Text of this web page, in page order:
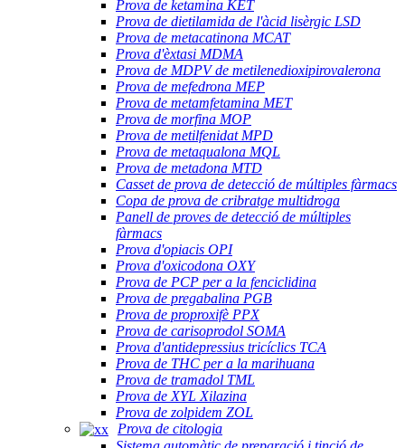
Prova de ketamina KET
Prova de dietilamida de l'àcid lisèrgic LSD
Prova de metacatinona MCAT
Prova d'èxtasi MDMA
Prova de MDPV de metilenedioxipirovalerona
Prova de mefedrona MEP
Prova de metamfetamina MET
Prova de morfina MOP
Prova de metilfenidat MPD
Prova de metaqualona MQL
Prova de metadona MTD
Casset de prova de detecció de múltiples fàrmacs
Copa de prova de cribratge multidroga
Panell de proves de detecció de múltiples
fàrmacs
Prova d'opiacis OPI
Prova d'oxicodona OXY
Prova de PCP per a la fenciclidina
Prova de pregabalina PGB
Prova de proproxifè PPX
Prova de carisoprodol SOMA
Prova d'antidepressius tricíclics TCA
Prova de THC per a la marihuana
Prova de tramadol TML
Prova de XYL Xilazina
Prova de zolpidem ZOL
Prova de citologia